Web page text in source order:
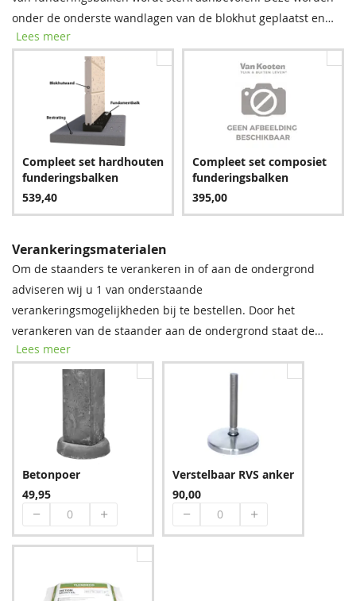
Antraciet
levensduur van uw tuinverblijf te verlengen.
862,65
862,65
Groen
862,65
Bruin
862,65
Blauw
1.024,65
voor optimale stabiliteit.
24,95
9,60
onder de onderste wandlagen van de blokhut geplaatst en
bieden essentiële bescherming tegen regenwater, vocht en
schimmel. Met deze eenvoudige stap verlengt u de
levensduur van uw blokhut aanzienlijk.
Lees meer
Compleet set hardhouten
funderingsbalken
539,40
Compleet set composiet
funderingsbalken
395,00
Verankeringsmaterialen
Om de staanders te verankeren in of aan de ondergrond
adviseren wij u 1 van onderstaande
verankeringsmogelijkheden bij te bestellen. Door het
verankeren van de staander aan de ondergrond staat de
constructie beter beschermt tegen de wind. De prijzen staan
per stuk weergegeven. Indien u voor instortankers kiest dient
u per instortanker 1 zak snelcement bij te bestellen.
Lees meer
Betonpoer
49,95
Verstelbaar RVS anker
90,00